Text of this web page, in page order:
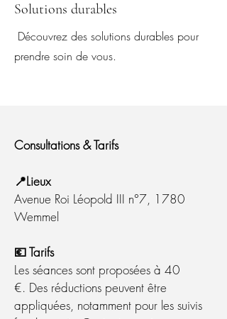
Solutions durables
Découvrez des solutions durables pour
prendre soin de vous.
Consultations & Tarifs
📍Lieux
Avenue Roi Léopold III n°7, 1780
Wemmel
💶 Tarifs
Les séances sont proposées à 40
€. Des réductions peuvent être
appliquées, notamment pour les suivis